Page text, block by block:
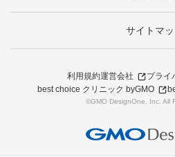
サイトマ
利用規約運営会社
プライ
best choice クリニック byGMO
©GMO DesignOne, Inc. All